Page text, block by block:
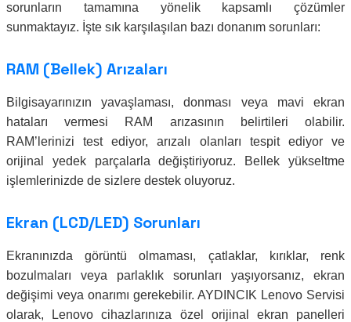
sorunların tamamına yönelik kapsamlı çözümler
sunmaktayız. İşte sık karşılaşılan bazı donanım sorunları:
RAM (Bellek) Arızaları
Bilgisayarınızın yavaşlaması, donması veya mavi ekran
hataları vermesi RAM arızasının belirtileri olabilir.
RAM’lerinizi test ediyor, arızalı olanları tespit ediyor ve
orijinal yedek parçalarla değiştiriyoruz. Bellek yükseltme
işlemlerinizde de sizlere destek oluyoruz.
Ekran (LCD/LED) Sorunları
Ekranınızda görüntü olmaması, çatlaklar, kırıklar, renk
bozulmaları veya parlaklık sorunları yaşıyorsanız, ekran
değişimi veya onarımı gerekebilir. AYDINCIK Lenovo Servisi
olarak, Lenovo cihazlarınıza özel orijinal ekran panelleri